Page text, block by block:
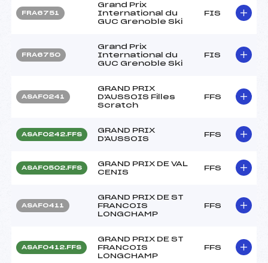
FRA6751
Grand Prix
International du
GUC Grenoble Ski
FIS
FRA6750
Grand Prix
International du
GUC Grenoble Ski
FIS
ASAF0241
GRAND PRIX
D'AUSSOIS Filles
Scratch
FFS
ASAF0242.FFS
GRAND PRIX
D'AUSSOIS
FFS
ASAF0502.FFS
GRAND PRIX DE VAL
CENIS
FFS
ASAF0411
GRAND PRIX DE ST
FRANCOIS
LONGCHAMP
FFS
ASAF0412.FFS
GRAND PRIX DE ST
FRANCOIS
LONGCHAMP
FFS